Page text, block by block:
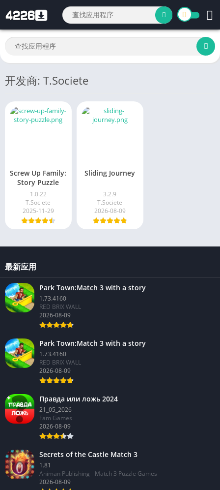
开发商: T.Societe
Screw Up Family:
Story Puzzle
1.0.22
T.Societe
2025-11-29
Sliding Journey
3.2.9
T.Societe
2026-08-09
最新应用
Park Town:Match 3 with a story
1.73.4160
RED BRIX WALL
2026-08-09
Park Town:Match 3 with a story
1.73.4160
RED BRIX WALL
2026-08-09
Правда или ложь 2024
21_05_2026
Fam Games
2026-08-09
Secrets of the Castle Match 3
1.81
Animan Publishing - Match 3 Puzzle Games
2026-08-09